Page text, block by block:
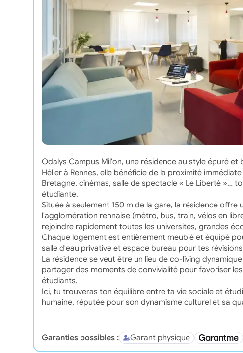
Odalys Campus Mil'on, une résidence au style épuré
Hélier à Rennes, elle bénéficie de la proximité
Bretagne, cinémas, salle de spectacle « Le Liberté »…
étudiante.
Située à seulement 150 m de la gare, la résidence
l'agglomération rennaise (métro, bus, train, vélos en
rejoindre rapidement toutes les universités, grandes
Chaque logement est entièrement meublé et équipé
salle d'eau privative et espace bureau pour tes
La résidence se veut être un lieu de co-living
partager des moments de convivialité pour favoriser
étudiants.
Ici, tu trouveras ton équilibre entre ta vie sociale et
humaine, réputée pour son dynamisme culturel et sa
Garanties possibles : Garant physique